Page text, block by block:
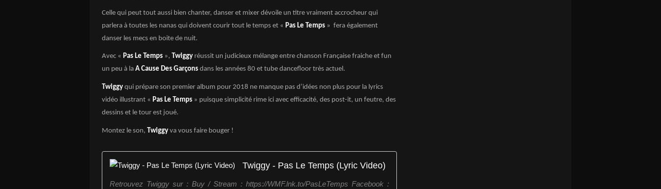
Celle qui peut tout aussi bien chanter, danser et mixer dévoile un titre vraiment accrocheur qui
parlera à toutes les nanas qui doivent courir tout le temps et « Pas Le Temps » fera également
danser les mecs en boite de nuit.
Avec « Pas Le Temps », Twiggy réussit un judicieux mélange entre chanson Française fraiche et fun
un peu à la A Cause Des Garçons dans les années 80 et tube dancefloor très actuel.
Twiggy qui prépare son premier album pour 2018 ne manque pas d’idées non plus pour la lyrics
vidéo illustrant « Pas Le Temps » puisque simplicité rime ici avec efficacité, des post-it, un feutre, des
dessins et le tour est joué.
Montez le son, Twiggy va vous faire bouger !
Twiggy - Pas Le Temps (Lyric Video)
Retrouvez Twiggy sur : Buy / Stream : https://WMF.lnk.to/PasLeTemps Facebook :